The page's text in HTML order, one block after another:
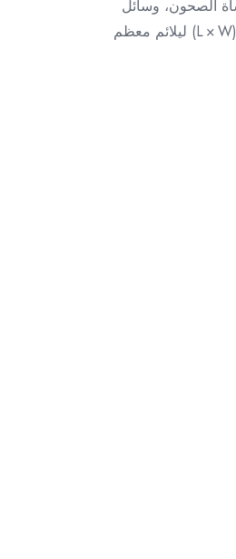
فرشاة الصحون، وسائل
التنظيف، ضمن مساحة أنيقة ومضغوطة. مصنوع من مادة السيليكون العالية الجودة التي تمنح مرونة ومتانة، وشكل مستطيل بأبعاد ‎25 × 10 سنتيمتر (L × W) ليلائم معظم